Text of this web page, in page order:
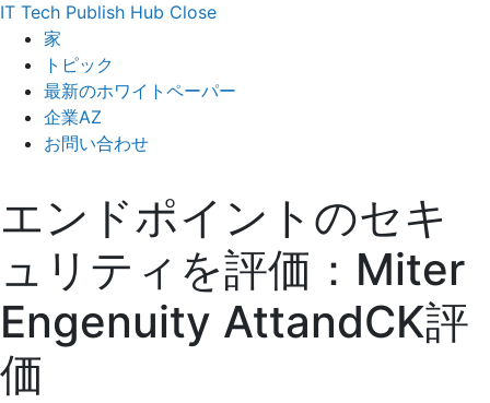
IT Tech Publish Hub Close
家
トピック
最新のホワイトペーパー
企業AZ
お問い合わせ
エンドポイントのセキ
ュリティを評価：Miter
Engenuity AttandCK評
価